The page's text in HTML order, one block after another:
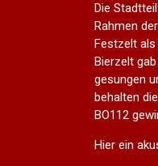
Die
Rahmen
Festzelt als
Bierzelt
gesungen
behalten
BO112
Hier ein